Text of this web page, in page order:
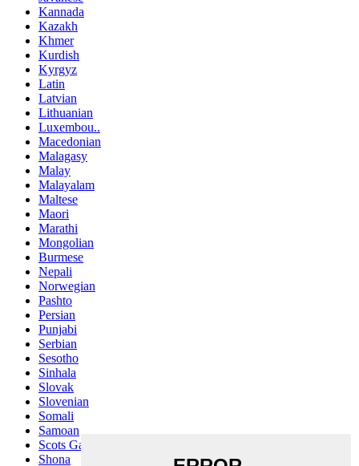
Kannada
Kazakh
Khmer
Kurdish
Kyrgyz
Latin
Latvian
Lithuanian
Luxembou..
Macedonian
Malagasy
Malay
Malayalam
Maltese
Maori
Marathi
Mongolian
Burmese
Nepali
Norwegian
Pashto
Persian
Punjabi
Serbian
Sesotho
Sinhala
Slovak
Slovenian
Somali
Samoan
Scots Gaelic
Shona